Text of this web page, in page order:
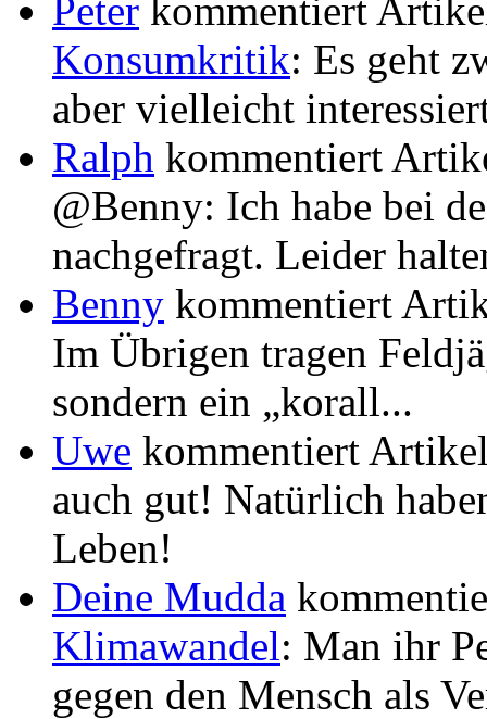
Peter kommentiert
Konsumkritik: Es geht
aber vielleicht
Ralph kommentiert
@Benny: Ich habe bei
nachgefragt. Leider
Benny kommentiert
Im Übrigen tragen
sondern ein „korall...
Uwe kommentiert
auch gut! Natürlich
Leben!
Deine Mudda
Klimawandel: Man ihr
gegen den Mensch als